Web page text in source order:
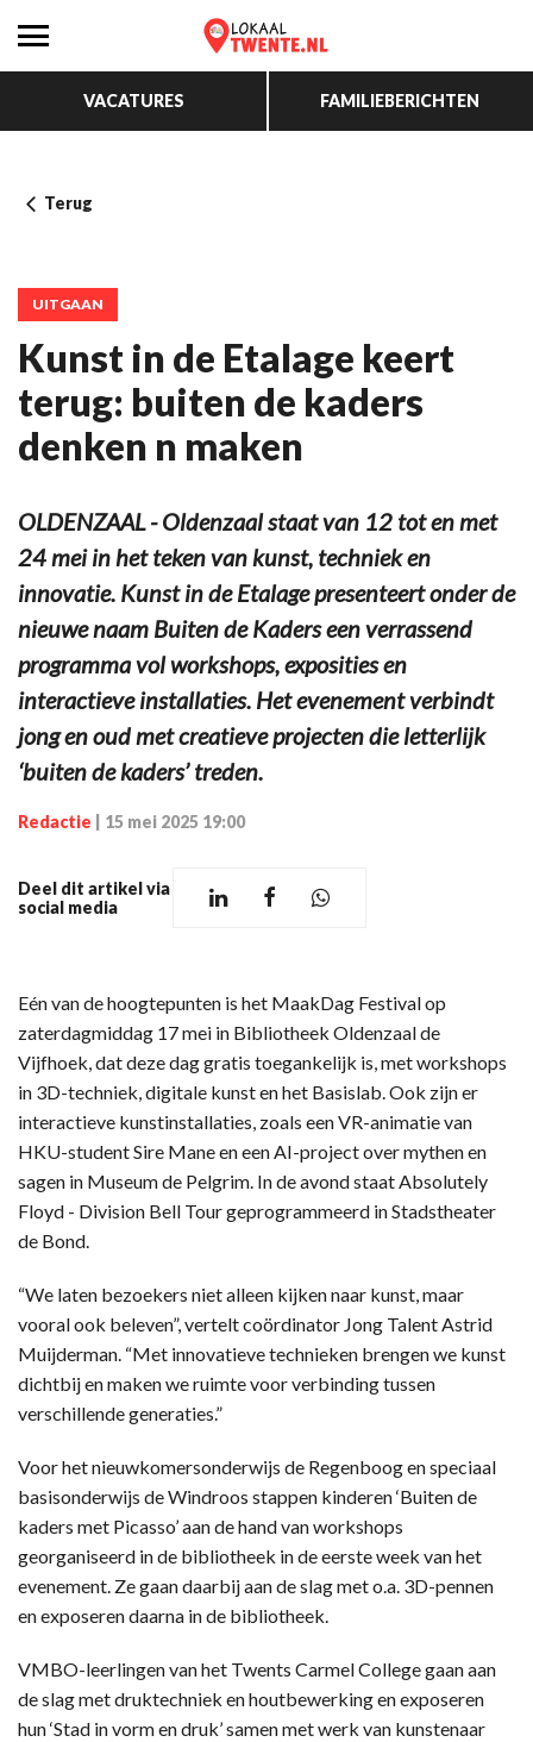
VACATURES FAMILIEBERICHTEN
Terug
UITGAAN
Kunst in de Etalage keert
terug: buiten de kaders
denken n maken
OLDENZAAL - Oldenzaal staat van 12 tot en met
24 mei in het teken van kunst, techniek en
innovatie. Kunst in de Etalage presenteert onder de
nieuwe naam Buiten de Kaders een verrassend
programma vol workshops, exposities en
interactieve installaties. Het evenement verbindt
jong en oud met creatieve projecten die letterlijk
‘buiten de kaders’ treden.
Redactie 15 mei 2025 19:00
Deel dit artikel via
social media
Eén van de hoogtepunten is het MaakDag Festival op
zaterdagmiddag 17 mei in Bibliotheek Oldenzaal de
Vijfhoek, dat deze dag gratis toegankelijk is, met workshops
in 3D-techniek, digitale kunst en het Basislab. Ook zijn er
interactieve kunstinstallaties, zoals een VR-animatie van
HKU-student Sire Mane en een AI-project over mythen en
sagen in Museum de Pelgrim. In de avond staat Absolutely
Floyd - Division Bell Tour geprogrammeerd in Stadstheater
de Bond.
“We laten bezoekers niet alleen kijken naar kunst, maar
vooral ook beleven”, vertelt coördinator Jong Talent Astrid
Muijderman. “Met innovatieve technieken brengen we kunst
dichtbij en maken we ruimte voor verbinding tussen
verschillende generaties.”
Voor het nieuwkomersonderwijs de Regenboog en speciaal
basisonderwijs de Windroos stappen kinderen ‘Buiten de
kaders met Picasso’ aan de hand van workshops
georganiseerd in de bibliotheek in de eerste week van het
evenement. Ze gaan daarbij aan de slag met o.a. 3D-pennen
en exposeren daarna in de bibliotheek.
VMBO-leerlingen van het Twents Carmel College gaan aan
de slag met druktechniek en houtbewerking en exposeren
hun ‘Stad in vorm en druk’ samen met werk van kunstenaar